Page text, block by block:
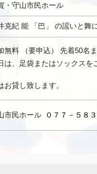
・守山市民ホール
克紀 能 「巴」 の謡いと舞
無料 （要申込） 先着50名
は、足袋またはソックスを
お貸し致します。
市民ホール ０７７－５８